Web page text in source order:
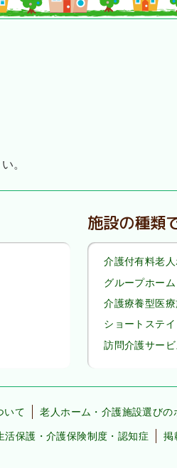
。
施設の種類
介護付有料老
グループホーム
介護療養型医療
ショートステイ
訪問介護サービ
いて 老人ホーム・介護施設選びの
活保護・介護保険制度・認知症 掲